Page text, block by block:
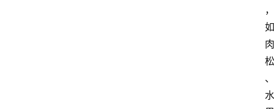
，
如
肉
松
、
水